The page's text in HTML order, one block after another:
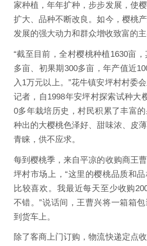
家种植，年年扩种，步步发展，使
扩大、品种不断改良。如今，樱桃
发展的强大动力和群众增收致富的主
“截至目前，全村樱桃种植1630亩
多亩、初果期300多亩，年产值近
入1万元以上。”花牛镇安坪村村委
记者，自1998年安坪村探索试种大
0多年栽培历史，村民积累了丰富的
种出的大樱桃色泽好、甜味浓、皮
青睐，供不应求。
每到樱桃季，来自平凉的收购商王
坪村市场上，“这里的樱桃品质和
比较喜欢。我最近每天至少收购
不错。”说话间，王曹兴将一箱箱
到货车上。
除了客商上门订购，物流快递定点